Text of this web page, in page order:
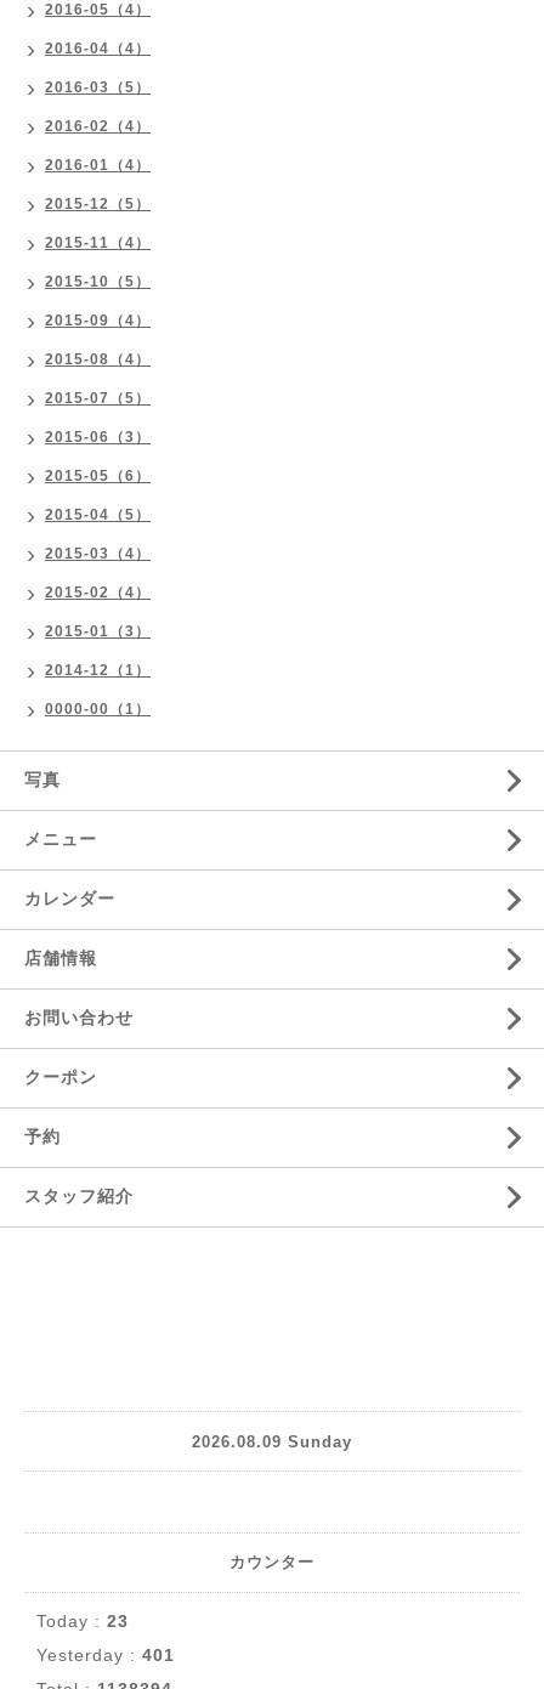
2016-05（4）
2016-04（4）
2016-03（5）
2016-02（4）
2016-01（4）
2015-12（5）
2015-11（4）
2015-10（5）
2015-09（4）
2015-08（4）
2015-07（5）
2015-06（3）
2015-05（6）
2015-04（5）
2015-03（4）
2015-02（4）
2015-01（3）
2014-12（1）
0000-00（1）
写真
メニュー
カレンダー
店舗情報
お問い合わせ
クーポン
予約
スタッフ紹介
2026.08.09 Sunday
カウンター
Today : 23
Yesterday : 401